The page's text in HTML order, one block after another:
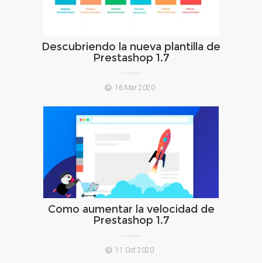
Descubriendo la nueva plantilla de
Prestashop 1.7
16 Mar 2020
Como aumentar la velocidad de
Prestashop 1.7
11 Oct 2020